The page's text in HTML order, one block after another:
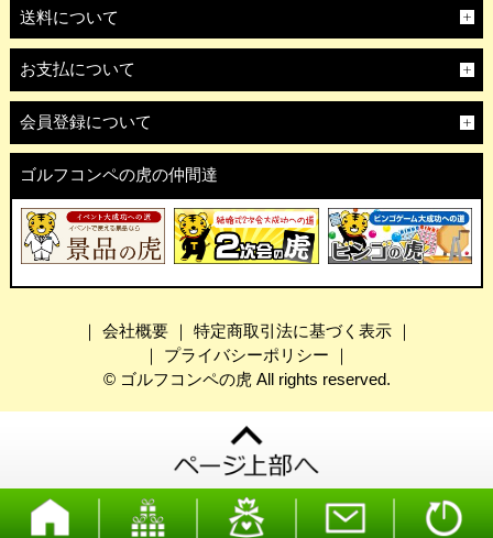
送料について
お支払について
会員登録について
ゴルフコンペの虎の仲間達
｜ 会社概要｜ 特定商取引法に基づく表示｜
｜ プライバシーポリシー ｜
© ゴルフコンペの虎 All rights reserved.